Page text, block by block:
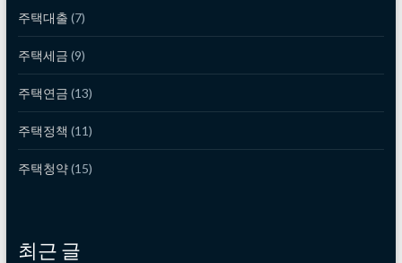
주택대출 (7)
주택세금 (9)
주택연금 (13)
주택정책 (11)
주택청약(15)
최근 글